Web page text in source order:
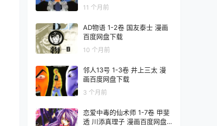
11 个月前
AD物语 1-2卷 国友泰士 漫画
百度网盘下载
10 个月前
邻人13号 1-3卷 井上三太 漫
画百度网盘下载
3 个月前
恋爱中毒的仙术师 1-7卷 甲斐
透 川添真理子 漫画百度网盘